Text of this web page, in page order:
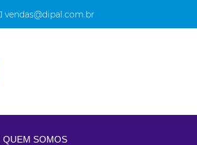
vendas@dipal.com.br
QUEM SOMOS